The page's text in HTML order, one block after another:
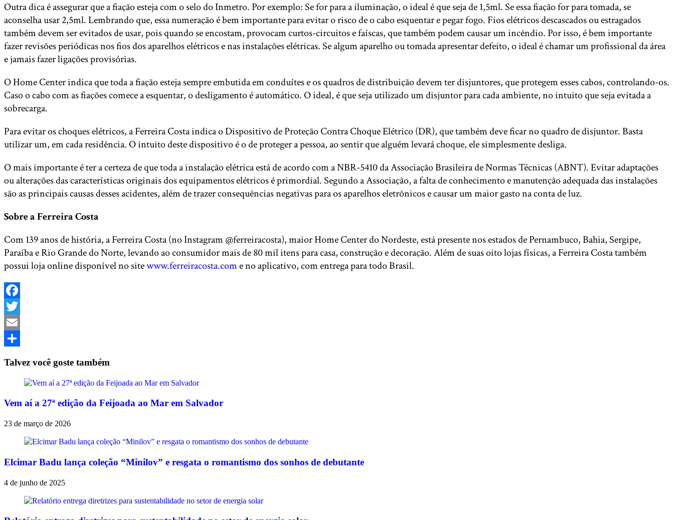
Outra dica é assegurar que a fiação esteja com o selo do Inmetro. Por exemplo: Se for para a iluminação, o ideal é que seja de 1,5ml. Se essa fiação for para tomada, se
aconselha usar 2,5ml. Lembrando que, essa numeração é bem importante para evitar o risco de o cabo esquentar e pegar fogo. Fios elétricos descascados ou estragados
também devem ser evitados de usar, pois quando se encostam, provocam curtos-circuitos e faíscas, que também podem causar um incêndio. Por isso, é bem importante
fazer revisões periódicas nos fios dos aparelhos elétricos e nas instalações elétricas. Se algum aparelho ou tomada apresentar defeito, o ideal é chamar um profissional da área
e jamais fazer ligações provisórias.
O Home Center indica que toda a fiação esteja sempre embutida em conduítes e os quadros de distribuição devem ter disjuntores, que protegem esses cabos, controlando-os.
Caso o cabo com as fiações comece a esquentar, o desligamento é automático. O ideal, é que seja utilizado um disjuntor para cada ambiente, no intuito que seja evitada a
sobrecarga.
Para evitar os choques elétricos, a Ferreira Costa indica o Dispositivo de Proteção Contra Choque Elétrico (DR), que também deve ficar no quadro de disjuntor. Basta
utilizar um, em cada residência. O intuito deste dispositivo é o de proteger a pessoa, ao sentir que alguém levará choque, ele simplesmente desliga.
O mais importante é ter a certeza de que toda a instalação elétrica está de acordo com a NBR-5410 da Associação Brasileira de Normas Técnicas (ABNT). Evitar adaptações
ou alterações das características originais dos equipamentos elétricos é primordial. Segundo a Associação, a falta de conhecimento e manutenção adequada das instalações
são as principais causas desses acidentes, além de trazer consequências negativas para os aparelhos eletrônicos e causar um maior gasto na conta de luz.
Sobre a Ferreira Costa
Com 139 anos de história, a Ferreira Costa (no Instagram @ferreiracosta), maior Home Center do Nordeste, está presente nos estados de Pernambuco, Bahia, Sergipe,
Paraíba e Rio Grande do Norte, levando ao consumidor mais de 80 mil itens para casa, construção e decoração. Além de suas oito lojas físicas, a Ferreira Costa também
possui loja online disponível no sitewww.ferreiracosta.come no aplicativo, com entrega para todo Brasil.
Facebook
Twitter
Email
Talvez você goste também
Vem aí a 27ª edição da Feijoada ao Mar em Salvador
23 de março de 2026
Elcimar Badu lança coleção “Minilov” e resgata o romantismo dos sonhos de debutante
4 de junho de 2025